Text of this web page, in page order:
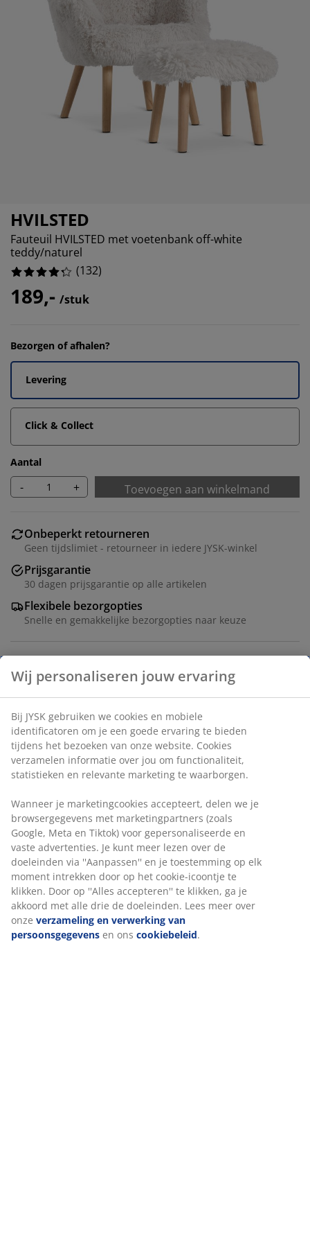
en accessoires
en strijken
HVILSTED
Fauteuil HVILSTED met voetenbank off-white
teddy/naturel
(132)
189,- /stuk
Bezorgen of afhalen?
Levering
Click & Collect
Aantal
- + Toevoegen aan winkelmand
Onbeperkt retourneren
Geen tijdslimiet - retourneer in iedere JYSK-winkel
Prijsgarantie
30 dagen prijsgarantie op alle artikelen
Flexibele bezorgopties
Snelle en gemakkelijke bezorgopties naar keuze
Teddy stof. Zit- en rugkussens van schuim. Poten van
massief hout. Incl. poef. B72 x H98 x D118 cm
Artikelnummer: 3640200
Montage-instructies
Specificaties
Beoordelingen
(132)
Levering
Wij personaliseren jouw ervaring
Bij JYSK gebruiken we cookies en mobiele
identificatoren om je een goede ervaring te bieden
tijdens het bezoeken van onze website. Cookies
verzamelen informatie over jou om functionaliteit,
statistieken en relevante marketing te waarborgen.
Wanneer je marketingcookies accepteert, delen we je
browsergegevens met marketingpartners (zoals
Google, Meta en Tiktok) voor gepersonaliseerde en
vaste advertenties. Je kunt meer lezen over de
doeleinden via ''Aanpassen'' en je toestemming op elk
moment intrekken door op het cookie-icoontje te
klikken. Door op ''Alles accepteren'' te klikken, ga je
akkoord met alle drie de doeleinden. Lees meer over
onze verzameling en verwerking van
persoonsgegevens en ons cookiebeleid.